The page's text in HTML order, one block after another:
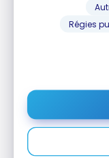
Régies
Valeur de la
2 points
2 points
Aucuns